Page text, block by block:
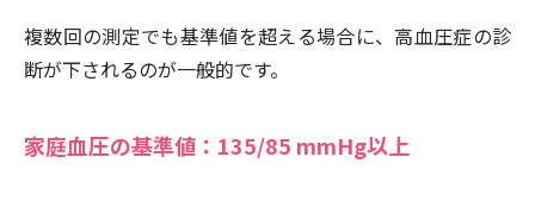
複数回の測定でも基準値を超える場合に、高血圧症の診
断が下されるのが一般的です。
家庭血圧の基準値：135/85 mmHg以上